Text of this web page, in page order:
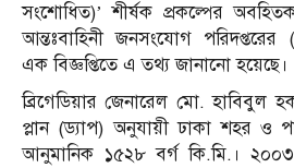
সংশোধিত)’ শীর্ষক প্রকল্পের
আন্তঃবাহিনী জনসংযোগ
এক বিজ্ঞপ্তিতে এ তথ্য জানানো হয়েছে।
ব্রিগেডিয়ার জেনারেল মো. হাবিবুল
প্লান (ড্যাপ) অনুযায়ী ঢাকা শহর ও
আনুমানিক ১৫২৮ বর্গ কি.মি.।